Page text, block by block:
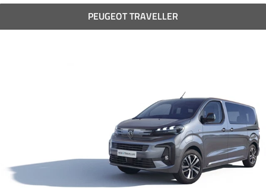
PEUGEOT TRAVELLER